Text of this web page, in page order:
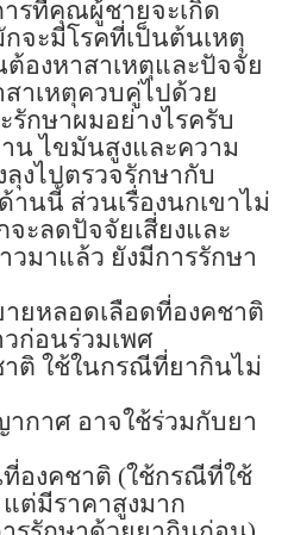
ารที่คุณผู้ชายจะเกิด
จะมีโรคที่เป็นต้นเหตุ
องหาสาเหตุและปัจจัย
สาเหตุควบคู่ไปด้วย
กษาผมอย่างไรครับ
าน ไขมันสูงและความ
งไปตรวจรักษากับ
นนี้ ส่วนเรื่องนกเขาไม่
ะลดปัจจัยเสี่ยงและ
วมาแล้ว ยังมีการรักษา
ยหลอดเลือดที่องคชาติ
ก่อนร่วมเพศ
ติ ใช้ในกรณีที่ยากินไม่
กาศ อาจใช้ร่วมกับยา
องคชาติ (ใช้กรณีที่ใช้
ต่มีราคาสูงมาก